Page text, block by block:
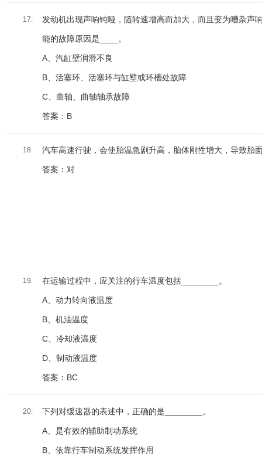
17. 发动机出现声响钝哑，随转速增高而加大，而且变为嘈杂声
能的故障原因是____。
A、汽缸壁润滑不良
B、活塞环、活塞环与缸壁或环槽处故障
C、曲轴、曲轴轴承故障
答案：B
18. 汽车高速行驶，会使胎温急剧升高，胎体刚性增大，导致胎
答案：对
19. 在运输过程中，应关注的行车温度包括________。
A、动力转向液温度
B、机油温度
C、冷却液温度
D、制动液温度
答案：BC
20. 下列对缓速器的表述中，正确的是________。
A、是有效的辅助制动系统
B、依靠行车制动系统发挥作用